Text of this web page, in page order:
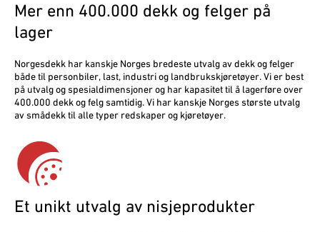
Mer enn 400.000 dekk og felger på
lager
Norgesdekk har kanskje Norges bredeste utvalg av dekk og felger
både til personbiler, last, industri og landbrukskjøretøyer. Vi er best
på utvalg og spesialdimensjoner og har kapasitet til å lagerføre over
400.000 dekk og felg samtidig. Vi har kanskje Norges største utvalg
av smådekk til alle typer redskaper og kjøretøyer.
Et unikt utvalg av nisjeprodukter